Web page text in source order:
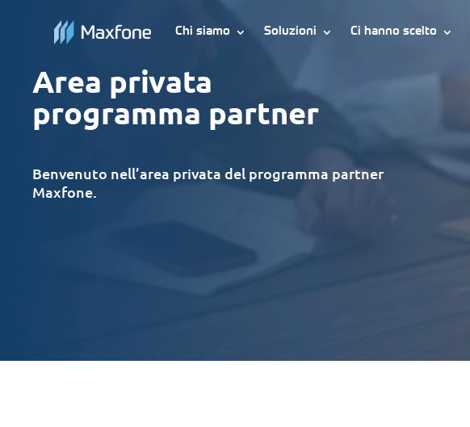
Chi siamo Soluzioni Ci hanno scelto
Area privata
programma partner
Benvenuto nell’area privata del programma partner
Maxfone.